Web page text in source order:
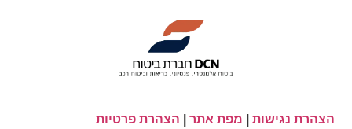
הצהרת נגישות מפת אתר הצהרת פרטיות